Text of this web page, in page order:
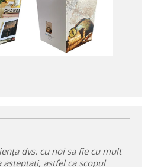
dvs. cu noi sa fie cu mult
așteptați, astfel ca scopul